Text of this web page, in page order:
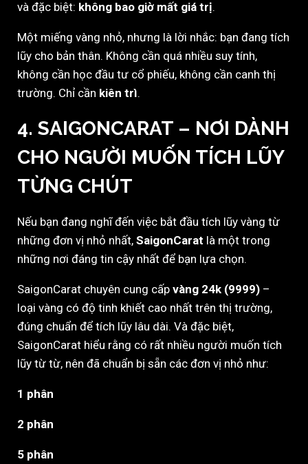
và đặc biệt: không bao giờ mất giá trị.
Một miếng vàng nhỏ, nhưng là lời nhắc: bạn đang tích
lũy cho bản thân. Không cần quá nhiều suy tính,
không cần học đầu tư cổ phiếu, không cần canh thị
trường. Chỉ cần kiên trì.
4. SAIGONCARAT – NƠI DÀNH
CHO NGƯỜI MUỐN TÍCH LŨY
TỪNG CHÚT
Nếu bạn đang nghĩ đến việc bắt đầu tích lũy vàng từ
những đơn vị nhỏ nhất, SaigonCarat là một trong
những nơi đáng tin cậy nhất để bạn lựa chọn.
SaigonCarat chuyên cung cấp vàng 24k (9999) –
loại vàng có độ tinh khiết cao nhất trên thị trường,
đúng chuẩn để tích lũy lâu dài. Và đặc biệt,
SaigonCarat hiểu rằng có rất nhiều người muốn tích
lũy từ từ, nên đã chuẩn bị sẵn các đơn vị nhỏ như:
1 phân
2 phân
5 phân